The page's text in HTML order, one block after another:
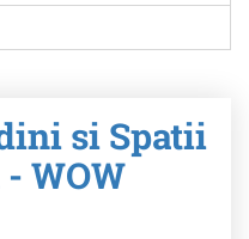
si Spatii
WOW